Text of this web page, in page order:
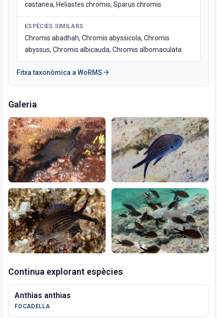
castanea, Heliastes chromis, Sparus chromis
ESPÈCIES SIMILARS
Chromis abadhah, Chromis abyssicola, Chromis
abyssus, Chromis albicauda, Chromis albomaculata
Fitxa taxonòmica a WoRMS arrow_forward
Galeria
Continua explorant espècies
Anthias anthias
FOCADELLA